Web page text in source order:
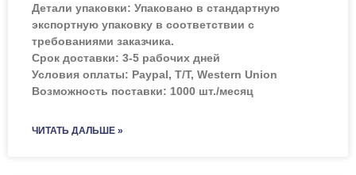
Детали упаковки: Упаковано в стандартную
экспортную упаковку в соответствии с
требованиями заказчика.
Срок доставки: 3-5 рабочих дней
Условия оплаты: Paypal, T/T, Western Union
Возможность поставки: 1000 шт./месяц
ЧИТАТЬ ДАЛЬШЕ »